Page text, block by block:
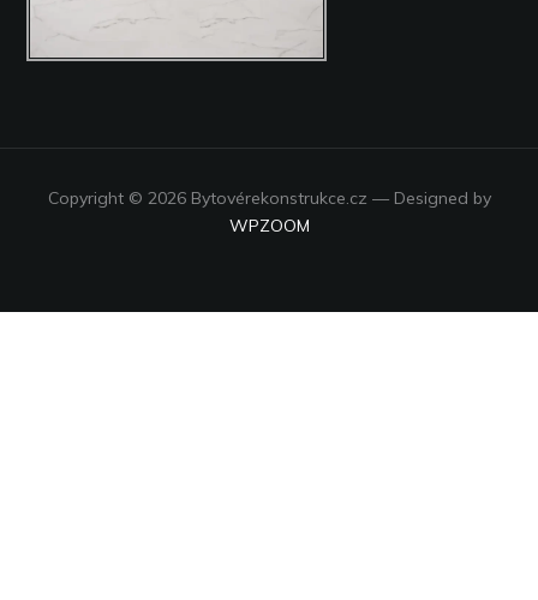
Copyright © 2026 Bytovérekonstrukce.cz — Designed by
WPZOOM